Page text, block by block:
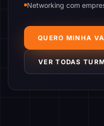
Networking com
QUERO MINHA
VER TODAS